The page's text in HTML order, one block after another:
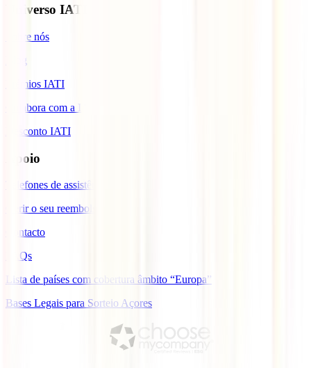
Universo IATI
Sobre nós
Blog
Prémios IATI
Colabora com a IATI
Desconto IATI
Apoio
Telefones de assistência
Gerir o seu reembolso
Contacto
FAQs
Lista de países com cobertura âmbito “Europa”
Bases Legais para Sorteio Açores